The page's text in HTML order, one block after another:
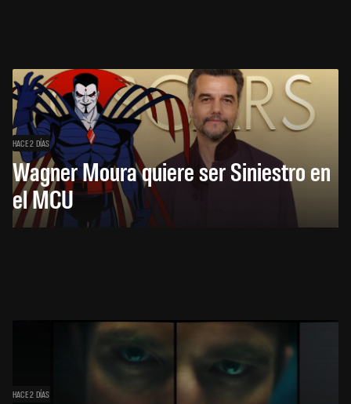
HACE 2 DÍAS
Wagner Moura quiere ser Siniestro en
el MCU
HACE 2 DÍAS